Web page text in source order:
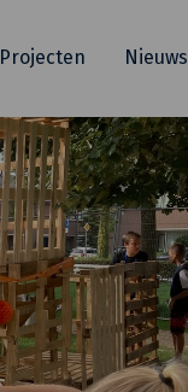
Projecten Nieuws